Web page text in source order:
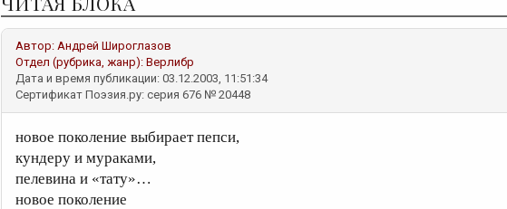
Автор: Андрей Широглазов
Отдел (рубрика, жанр): Верлибр
Дата и время публикации: 03.12.2003, 11:51:34
Сертификат Поэзия.ру: серия 676 № 20448
новое поколение выбирает пепси,
кундеру и мураками,
пелевина и «тату»…
новое поколение